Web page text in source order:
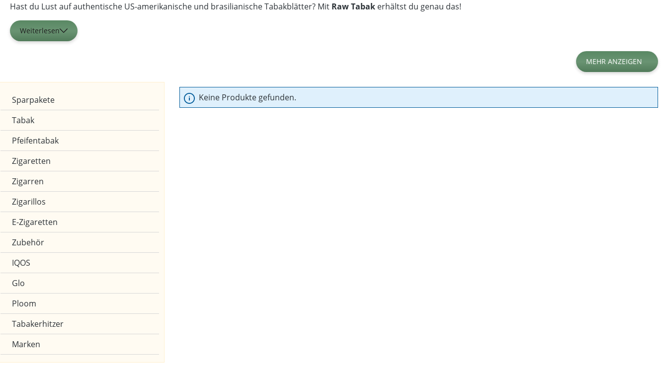
Hast du Lust auf authentische US-amerikanische und brasilianische Tabakblätter? Mit Raw Tabak erhältst du genau das!
Weiterlesen
MEHR ANZEIGEN
Sparpakete
Tabak
Pfeifentabak
Zigaretten
Zigarren
Zigarillos
E-Zigaretten
Zubehör
IQOS
Glo
Ploom
Tabakerhitzer
Marken
Keine Produkte gefunden.